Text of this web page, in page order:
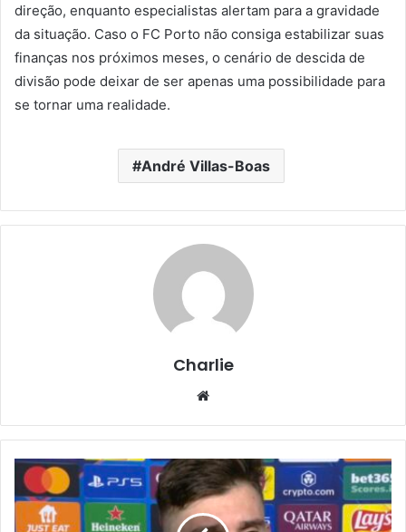
direção, enquanto especialistas alertam para a gravidade
da situação. Caso o FC Porto não consiga estabilizar suas
finanças nos próximos meses, o cenário de descida de
divisão pode deixar de ser apenas uma possibilidade para
se tornar uma realidade.
André Villas-Boas
Charlie
Website